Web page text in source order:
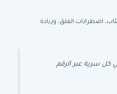
اضطرابات القلق، وزيادة
كل سرية عبر الرقم